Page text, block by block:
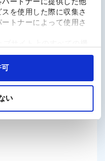
を使用した際に収集さ
トナーによって使用さ
できなくなる可能性が
可
い
やればできる』を出版。
走破に成功。
優勝を目指す様子をSNS等